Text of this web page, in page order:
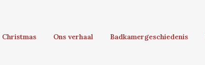
Christmas Ons verhaal Badkamergeschiedenis